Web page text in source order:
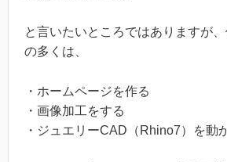
と言いたいところではありますが
の多くは、
・ホームページを作る
・画像加工をする
・ジュエリーCAD（Rhino7）を動